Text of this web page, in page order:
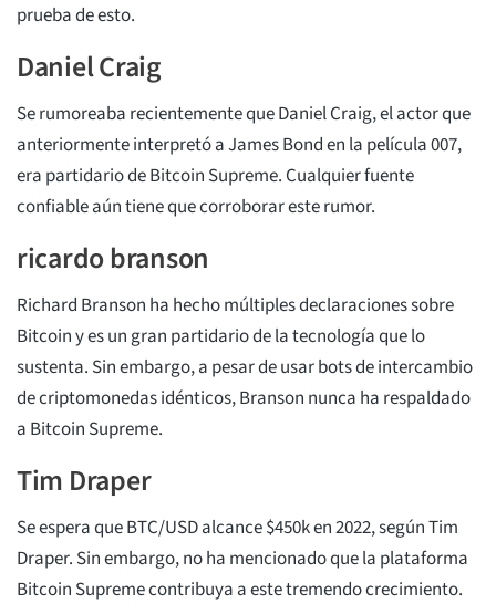
prueba de esto.
Daniel Craig
Se rumoreaba recientemente que Daniel Craig, el actor que
anteriormente interpretó a James Bond en la película 007,
era partidario de Bitcoin Supreme. Cualquier fuente
confiable aún tiene que corroborar este rumor.
ricardo branson
Richard Branson ha hecho múltiples declaraciones sobre
Bitcoin y es un gran partidario de la tecnología que lo
sustenta. Sin embargo, a pesar de usar bots de intercambio
de criptomonedas idénticos, Branson nunca ha respaldado
a Bitcoin Supreme.
Tim Draper
Se espera que BTC/USD alcance $450k en 2022, según Tim
Draper. Sin embargo, no ha mencionado que la plataforma
Bitcoin Supreme contribuya a este tremendo crecimiento.